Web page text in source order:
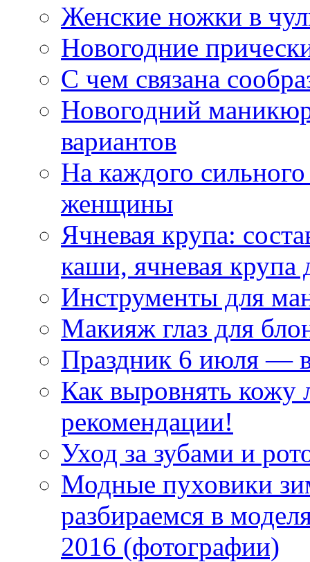
Женские ножки в
Новогодние
С чем связана
Новогодний
вариантов
На каждого
женщины
Ячневая крупа:
каши, ячневая крупа
Инструменты для
Макияж глаз для
Праздник 6 июля —
Как выровнять кожу
рекомендации!
Уход за зубами и
Модные пуховики
разбираемся в
2016 (фотографии)